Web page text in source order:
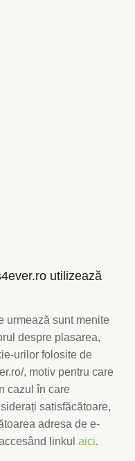
utilizează
urmează sunt menite
despre plasarea,
urilor folosite de
, motiv pentru care
cazul în care
satisfăcătoare,
adresa de e-
linkul aici.